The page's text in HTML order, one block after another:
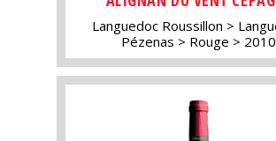
Languedoc Roussillon
Pézenas
Rouge 2010